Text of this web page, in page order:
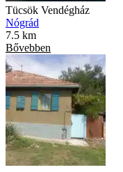
Tücsök Vendégház
Nógrád
7.5 km
Bővebben